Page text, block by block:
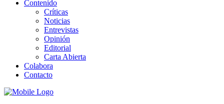
Contenido
Críticas
Noticias
Entrevistas
Opinión
Editorial
Carta Abierta
Colabora
Contacto